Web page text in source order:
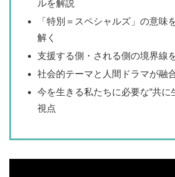
ルを解説
「特別＝スペシャルズ」の意味
解く
支援する側・される側の境界線
社会的テーマと人間ドラマが融
今を生きる私たちに必要な“共に
視点